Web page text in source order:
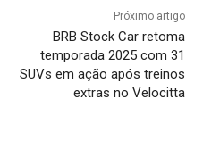
Próximo artigo
BRB Stock Car retoma
temporada 2025 com 31
SUVs em ação após treinos
extras no Velocitta